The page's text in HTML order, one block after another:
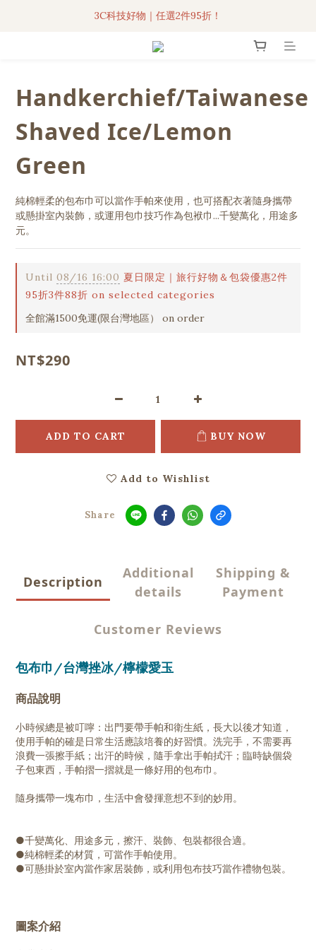
3C科技好物｜任選2件95折！
聯名iPhone手機殼現貨4折起🔥
3C科技好物｜任選2件95折！
Handkerchief/Taiwanese
Shaved Ice/Lemon
Green
純棉輕柔的包布巾可以當作手帕來使用，也可搭配衣著隨身攜帶
或懸掛室內裝飾，或運用包巾技巧作為包袱巾...千變萬化，用途多
元。
Until 08/16 16:00 夏日限定｜旅行好物＆包袋優惠2件
95折3件88折 on selected categories
全館滿1500免運(限台灣地區） on order
NT$290
ADD TO CART BUY NOW
Add to Wishlist
Share
Description
Additional
details
Shipping &
Payment
Customer Reviews
包布巾/台灣挫冰/檸檬愛玉
商品說明
小時候總是被叮嚀：出門要帶手帕和衛生紙，長大以後才知道，
使用手帕的確是日常生活應該培養的好習慣。洗完手，不需要再
浪費一張擦手紙；出汗的時候，隨手拿出手帕拭汗；臨時缺個袋
子包東西，手帕摺一摺就是一條好用的包布巾。
隨身攜帶一塊布巾，生活中會發揮意想不到的妙用。
●千變萬化、用途多元，擦汗、裝飾、包裝都很合適。
●純棉輕柔的材質，可當作手帕使用。
●可懸掛於室內當作家居裝飾，或利用包布技巧當作禮物包裝。
圖案介紹